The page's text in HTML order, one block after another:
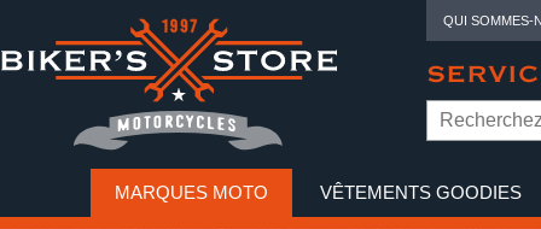
QUI SOMMES-
MARQUES MOTO VÊTEMENTS GOODIES